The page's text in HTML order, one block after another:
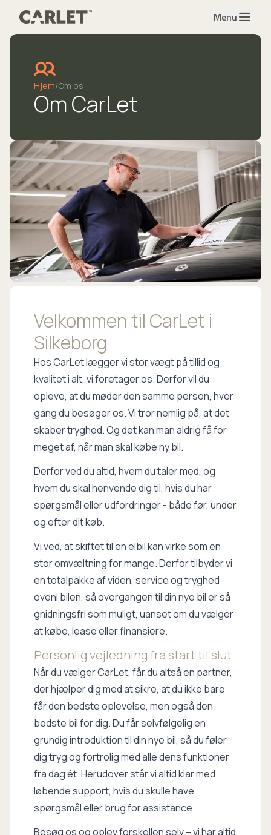
Menu
Hjem/Om os
Om CarLet
Velkommen til CarLet i
Silkeborg
Hos CarLet lægger vi stor vægt på tillid og
kvalitet i alt, vi foretager os. Derfor vil du
opleve, at du møder den samme person, hver
gang du besøger os. Vi tror nemlig på, at det
skaber tryghed. Og det kan man aldrig få for
meget af, når man skal købe ny bil.
Derfor ved du altid, hvem du taler med, og
hvem du skal henvende dig til, hvis du har
spørgsmål eller udfordringer - både før, under
og efter dit køb.
Vi ved, at skiftet til en elbil kan virke som en
stor omvæltning for mange. Derfor tilbyder vi
en totalpakke af viden, service og tryghed
oveni bilen, så overgangen til din nye bil er så
gnidningsfri som muligt, uanset om du vælger
at købe, lease eller finansiere.
Personlig vejledning fra start til slut
Når du vælger CarLet, får du altså en partner,
der hjælper dig med at sikre, at du ikke bare
får den bedste oplevelse, men også den
bedste bil for dig. Du får selvfølgelig en
grundig introduktion til din nye bil, så du føler
dig tryg og fortrolig med alle dens funktioner
fra dag ét. Herudover står vi altid klar med
løbende support, hvis du skulle have
spørgsmål eller brug for assistance.
Besøg os og oplev forskellen selv – vi har altid